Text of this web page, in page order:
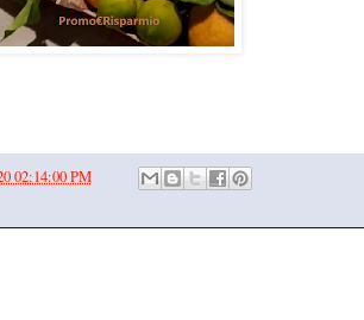
02:14:00 PM